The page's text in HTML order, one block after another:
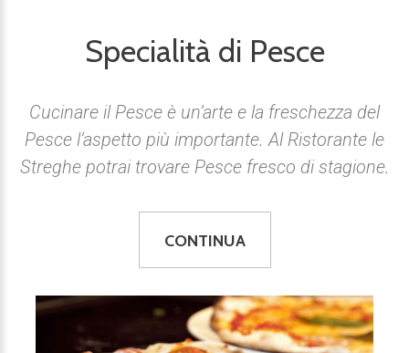
Specialità di Pesce
Cucinare il Pesce è un’arte e la freschezza del
Pesce l’aspetto più importante. Al Ristorante le
Streghe potrai trovare Pesce fresco di stagione.
CONTINUA